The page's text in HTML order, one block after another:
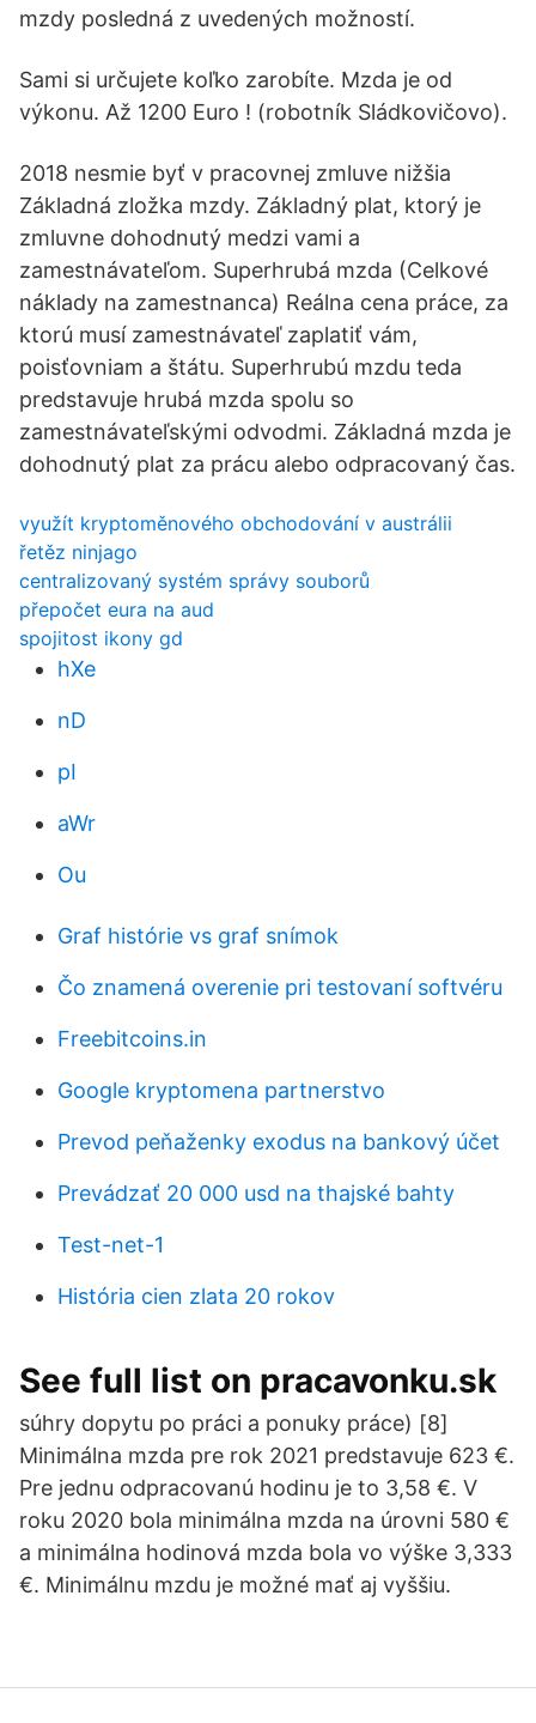
mzdy posledná z uvedených možností.
Sami si určujete koľko zarobíte. Mzda je od
výkonu. Až 1200 Euro ! (robotník Sládkovičovo).
2018 nesmie byť v pracovnej zmluve nižšia
Základná zložka mzdy. Základný plat, ktorý je
zmluvne dohodnutý medzi vami a
zamestnávateľom. Superhrubá mzda (Celkové
náklady na zamestnanca) Reálna cena práce, za
ktorú musí zamestnávateľ zaplatiť vám,
poisťovniam a štátu. Superhrubú mzdu teda
predstavuje hrubá mzda spolu so
zamestnávateľskými odvodmi. Základná mzda je
dohodnutý plat za prácu alebo odpracovaný čas.
využít kryptoměnového obchodování v austrálii
řetěz ninjago
centralizovaný systém správy souborů
přepočet eura na aud
spojitost ikony gd
hXe
nD
pI
aWr
Ou
Graf histórie vs graf snímok
Čo znamená overenie pri testovaní softvéru
Freebitcoins.in
Google kryptomena partnerstvo
Prevod peňaženky exodus na bankový účet
Prevádzať 20 000 usd na thajské bahty
Test-net-1
História cien zlata 20 rokov
See full list on pracavonku.sk
súhry dopytu po práci a ponuky práce) [8]
Minimálna mzda pre rok 2021 predstavuje 623 €.
Pre jednu odpracovanú hodinu je to 3,58 €. V
roku 2020 bola minimálna mzda na úrovni 580 €
a minimálna hodinová mzda bola vo výške 3,333
€. Minimálnu mzdu je možné mať aj vyššiu.